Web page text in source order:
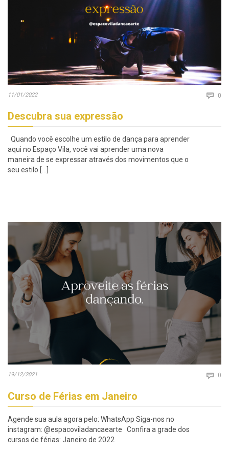
11/01/2022  0
Descubra sua expressão
Quando você escolhe um estilo de dança para aprender
aqui no Espaço Vila, você vai aprender uma nova
maneira de se expressar através dos movimentos que o
seu estilo […]
19/12/2021  0
Curso de Férias em Janeiro
Agende sua aula agora pelo: WhatsApp Siga-nos no
instagram: @espacoviladancaearte Confira a grade dos
cursos de férias: Janeiro de 2022